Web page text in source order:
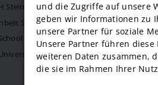
und die Zugriffe auf unsere
geben wir Informationen zu
unsere Partner für soziale
Unsere Partner führen
weiteren Daten zusammen,
die sie im Rahmen Ihrer
Steinbeis School of Management and
School für Real Estate and
of International Business and
– Schools of Next Practices